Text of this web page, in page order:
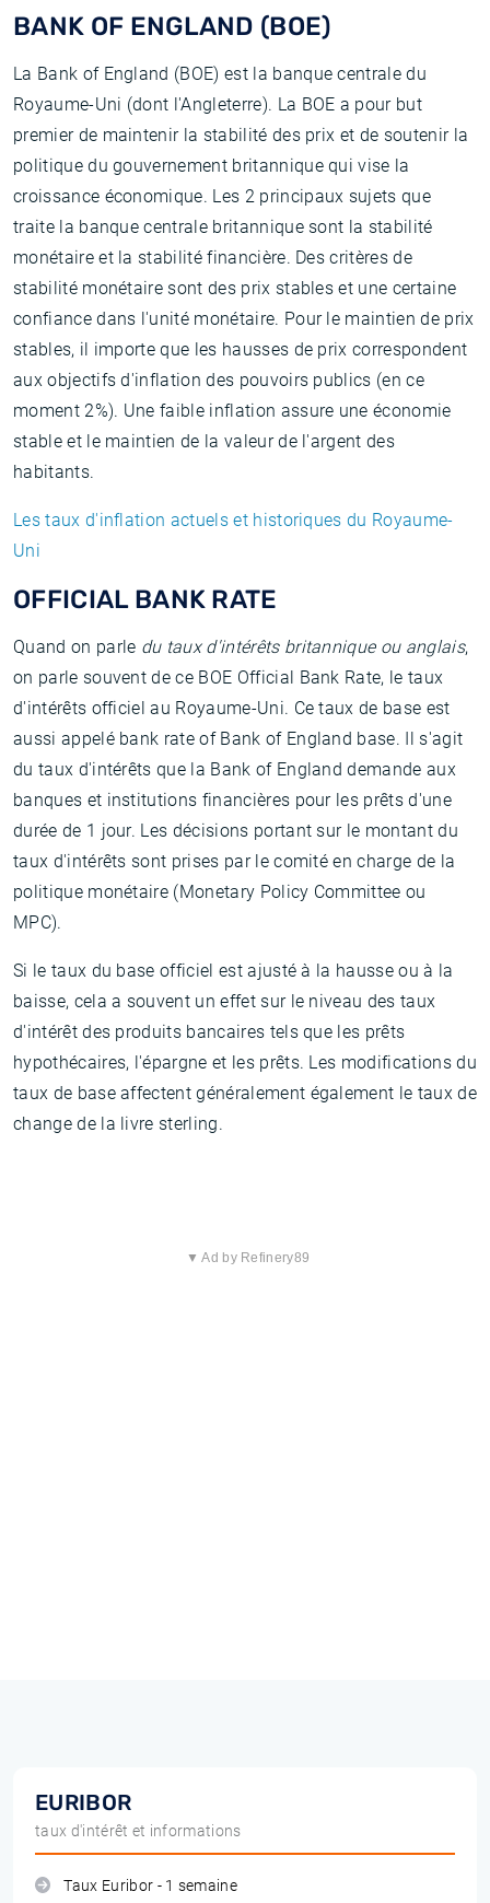
BANK OF ENGLAND (BOE)
La Bank of England (BOE) est la banque centrale du
Royaume-Uni (dont l'Angleterre). La BOE a pour but
premier de maintenir la stabilité des prix et de soutenir la
politique du gouvernement britannique qui vise la
croissance économique. Les 2 principaux sujets que
traite la banque centrale britannique sont la stabilité
monétaire et la stabilité financière. Des critères de
stabilité monétaire sont des prix stables et une certaine
confiance dans l'unité monétaire. Pour le maintien de prix
stables, il importe que les hausses de prix correspondent
aux objectifs d'inflation des pouvoirs publics (en ce
moment 2%). Une faible inflation assure une économie
stable et le maintien de la valeur de l'argent des
habitants.
Les taux d'inflation actuels et historiques du Royaume-
Uni
OFFICIAL BANK RATE
Quand on parle du taux d'intérêts britannique ou anglais,
on parle souvent de ce BOE Official Bank Rate, le taux
d'intérêts officiel au Royaume-Uni. Ce taux de base est
aussi appelé bank rate of Bank of England base. Il s'agit
du taux d'intérêts que la Bank of England demande aux
banques et institutions financières pour les prêts d'une
durée de 1 jour. Les décisions portant sur le montant du
taux d'intérêts sont prises par le comité en charge de la
politique monétaire (Monetary Policy Committee ou
MPC).
Si le taux du base officiel est ajusté à la hausse ou à la
baisse, cela a souvent un effet sur le niveau des taux
d'intérêt des produits bancaires tels que les prêts
hypothécaires, l'épargne et les prêts. Les modifications du
taux de base affectent généralement également le taux de
change de la livre sterling.
▼ Ad by Refinery89
EURIBOR
taux d'intérêt et informations
Taux Euribor - 1 semaine